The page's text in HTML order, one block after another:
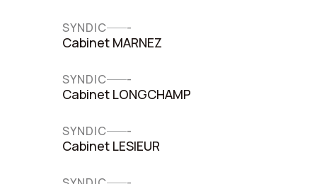
SYNDIC -
Cabinet MARNEZ
SYNDIC -
Cabinet LONGCHAMP
SYNDIC -
Cabinet LESIEUR